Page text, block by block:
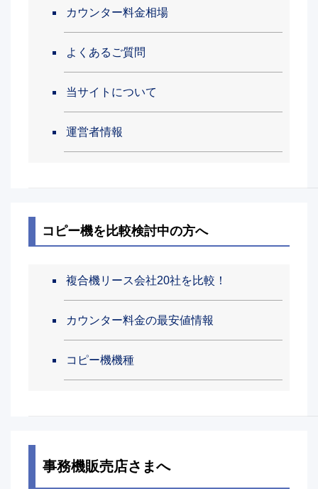
カウンター料金相場
よくあるご質問
当サイトについて
運営者情報
コピー機を比較検討中の方へ
複合機リース会社20社を比較！
カウンター料金の最安値情報
コピー機機種
事務機販売店さまへ